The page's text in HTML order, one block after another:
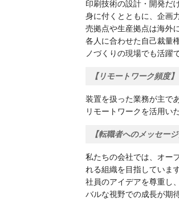
印刷技術の設計・開発だ
⾝に付くとともに、企画
売拠点や⽣産拠点は海外
各⼈に合わせた⾃⼰裁量
ノづくりの現場でも活躍
【リモートワーク頻度】
装置を扱った業務が主で
リモートワークを活用い
【転職者へのメッセージ
私たちの会社では、オー
れる組織を目指しています
社員のアイデアを尊重し
バルな視野での成長が期